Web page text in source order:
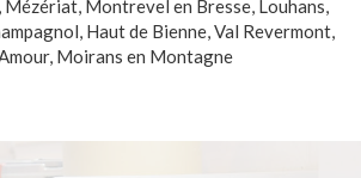
Montrevel en Bresse, Louhans,
Haut de Bienne, Val Revermont,
Moirans en Montagne